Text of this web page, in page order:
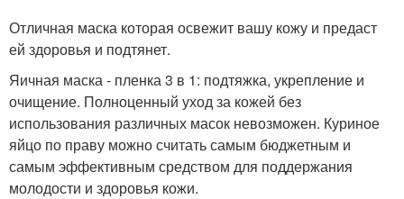
Отличная маска которая освежит вашу кожу и предаст
ей здоровья и подтянет.
Яичная маска - пленка 3 в 1: подтяжка, укрепление и
очищение. Полноценный уход за кожей без
использования различных масок невозможен. Куриное
яйцо по праву можно считать самым бюджетным и
самым эффективным средством для поддержания
молодости и здоровья кожи.